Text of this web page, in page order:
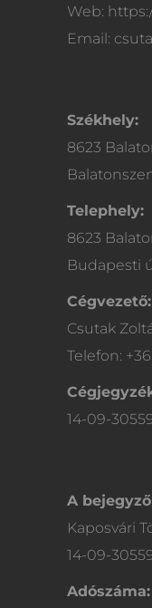
Web:
Email:
Székhely:
8623
Telephely:
8623
Budapesti
Cégvezető:
Csutak
Telefon:
14-09-
A
Kaposvári
14-09-
Adószáma: